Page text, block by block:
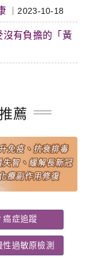
｜2023-10-18
沒有負擔的「黃
薦
癌症追蹤
性過敏原檢測